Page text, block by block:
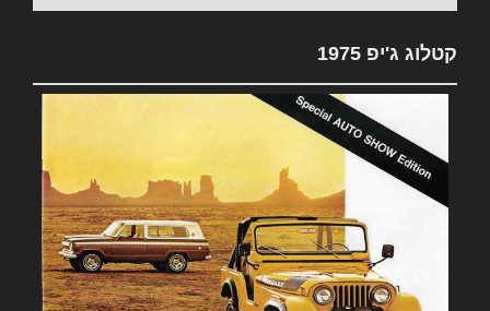
קטלוג ג'יפ 1975